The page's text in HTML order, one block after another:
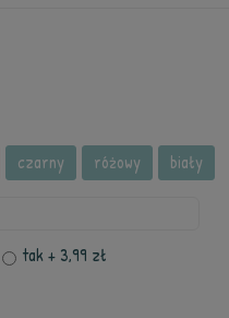
czarny różowy biały
tak + 3,99 zł